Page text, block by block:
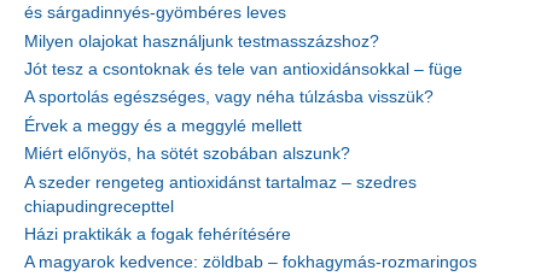
és sárgadinnyés-gyömbéres leves
Milyen olajokat használjunk testmasszázshoz?
Jót tesz a csontoknak és tele van antioxidánsokkal – füge
A sportolás egészséges, vagy néha túlzásba visszük?
Érvek a meggy és a meggylé mellett
Miért előnyös, ha sötét szobában alszunk?
A szeder rengeteg antioxidánst tartalmaz – szedres
chiapudingrecepttel
Házi praktikák a fogak fehérítésére
A magyarok kedvence: zöldbab – fokhagymás-rozmaringos